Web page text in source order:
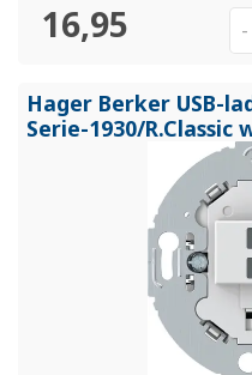
16,95 -
Hager Berker USB-
Serie-1930/R.Classic